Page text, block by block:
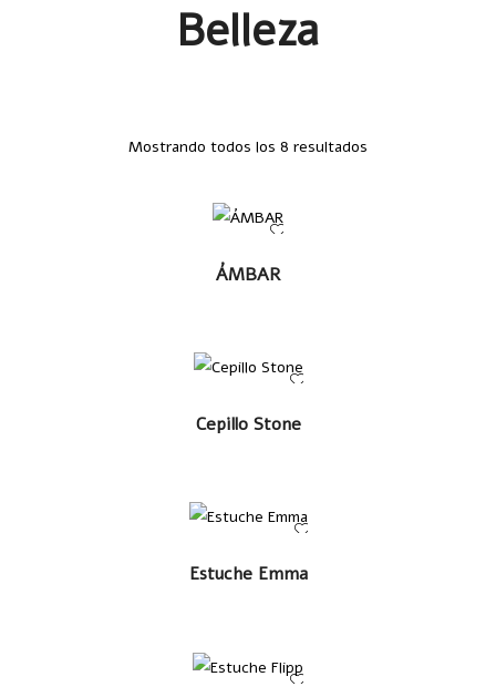
Belleza
Mostrando todos los 8 resultados
MÁS
ÁMBAR
LEER MÁS
Cepillo Stone
LEER MÁS
Estuche Emma